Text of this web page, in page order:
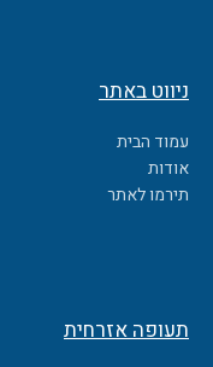
ניווט באתר
עמוד הבית
אודות
תירמו לאתר
תעופה אזרחית